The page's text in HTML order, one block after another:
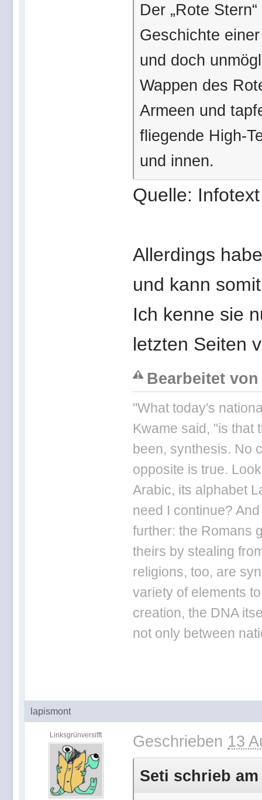
Der „Rote
Geschichte
und doch
Wappen des
Armeen und
fliegende High-
und innen.
Quelle:
Allerdings
und kann
Ich kenne sie
letzten Seiten
Bearbeitet von
"What today's
Kwame said, "is that
been, synthesis. No
opposite is true.
Arabic, its alphabet
need I continue?
further: the Romans
theirs by stealing
religions, too, are
variety of elements
creation, the DNA
not only between
lapismont
Linksgrünversifft Geschrieben 13
Seti schrieb am